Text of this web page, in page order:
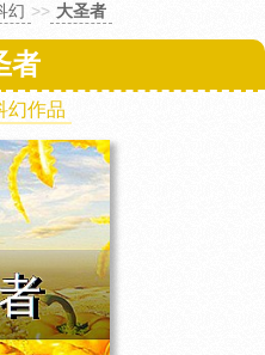
幻 >> 大圣者
者
幻作品